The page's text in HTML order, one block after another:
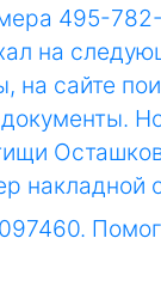
495-
на
на сайте